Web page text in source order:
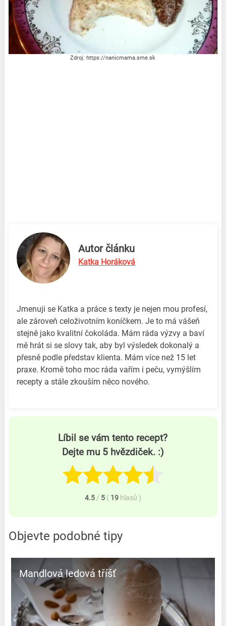
Zdroj: https://nanicmama.sme.sk
Autor článku
Katka Horáková
Jmenuji se Katka a práce s texty je nejen mou profesí,
ale zároveň celoživotním koníčkem. Je to má vášeň
stejně jako kvalitní čokoláda. Mám ráda výzvy a baví
mě hrát si se slovy tak, aby byl výsledek dokonalý a
přesně podle představ klienta. Mám více než 15 let
praxe. Kromě toho moc ráda vařím i peču, vymýšlím
recepty a stále zkouším něco nového.
Líbil se vám tento recept?
Dejte mu 5 hvězdiček. :)
4.5 / 5 ( 19 hlasů )
Objevte podobné tipy
Mandlová ledová tříšť